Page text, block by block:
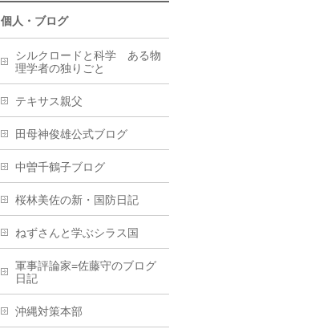
個人・ブログ
シルクロードと科学 ある物
理学者の独りごと
テキサス親父
田母神俊雄公式ブログ
中曽千鶴子ブログ
桜林美佐の新・国防日記
ねずさんと学ぶシラス国
軍事評論家=佐藤守のブログ
日記
沖縄対策本部